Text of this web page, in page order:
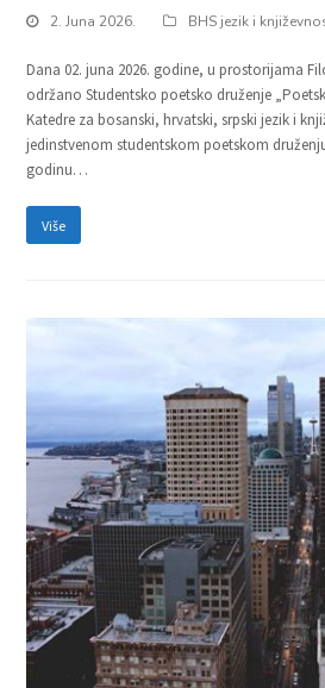
2. Juna 2026. BHS jezik i
Dana 02. juna 2026. godine, u prostorijama
održano Studentsko poetsko druženje
Katedre za bosanski, hrvatski, srpski jezik i
jedinstvenom studentskom poetskom
godinu…
Više